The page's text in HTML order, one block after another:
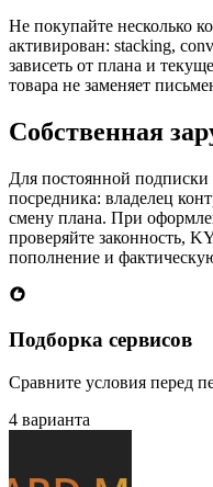
Не покупайте несколько
активирован: stacking,
зависеть от плана и
товара не заменяет
Собственная
Для постоянной подписки
посредника: владелец
смену плана. При
проверяйте законность,
пополнение и
Подборка сервисов
Сравните условия перед
4 варианта